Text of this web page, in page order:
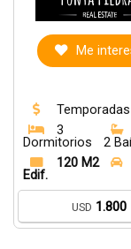
Me
Temporadas
3
Dormitorios
2
120 M2
Edif.
USD 1.800